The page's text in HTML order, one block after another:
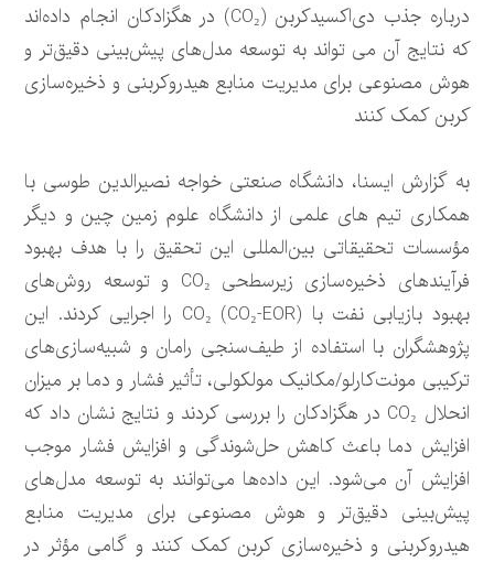
درباره جذب دی‌اکسیدکربن (CO₂) در هگزادکان انجام داده‌اند
که نتایج آن می تواند به توسعه مدل‌های پیش‌بینی دقیق‌تر و
هوش مصنوعی برای مدیریت منابع هیدروکربنی و ذخیره‌سازی
کربن کمک کنند
به گزارش ایسنا، دانشگاه صنعتی خواجه نصیرالدین طوسی با
همکاری تیم های علمی از دانشگاه علوم زمین چین و دیگر
مؤسسات تحقیقاتی بین‌المللی این تحقیق را با هدف بهبود
فرآیندهای ذخیره‌سازی زیرسطحی CO₂ و توسعه روش‌های
بهبود بازیابی نفت با CO₂ (CO₂-EOR) را اجرایی کردند. این
پژوهشگران با استفاده از طیف‌سنجی رامان و شبیه‌سازی‌های
ترکیبی مونت‌کارلو/مکانیک مولکولی، تأثیر فشار و دما بر میزان
انحلال CO₂ در هگزادکان را بررسی کردند و نتایج نشان داد که
افزایش دما باعث کاهش حل‌شوندگی و افزایش فشار موجب
افزایش آن می‌شود. این داده‌ها می‌توانند به توسعه مدل‌های
پیش‌بینی دقیق‌تر و هوش مصنوعی برای مدیریت منابع
هیدروکربنی و ذخیره‌سازی کربن کمک کنند و گامی مؤثر در